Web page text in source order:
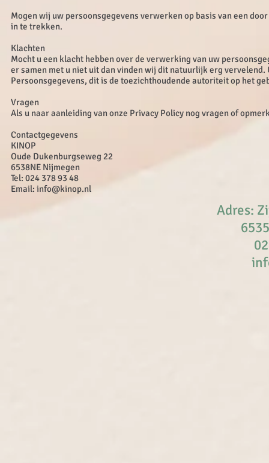
Mogen wij uw persoonsgegevens verwerken op basis van een
in te trekken.
Klachten
Mocht u een klacht hebben over de verwerking van uw
er samen met u niet uit dan vinden wij dit natuurlijk erg
Persoonsgegevens, dit is de toezichthoudende autoriteit op het
Vragen
Als u naar aanleiding van onze Privacy Policy nog vragen of
Contactgegevens
KINOP
Oude Dukenburgseweg 22
6538NE Nijmegen
Tel: 024 378 93 48
Email: info@kinop.nl
Adres: